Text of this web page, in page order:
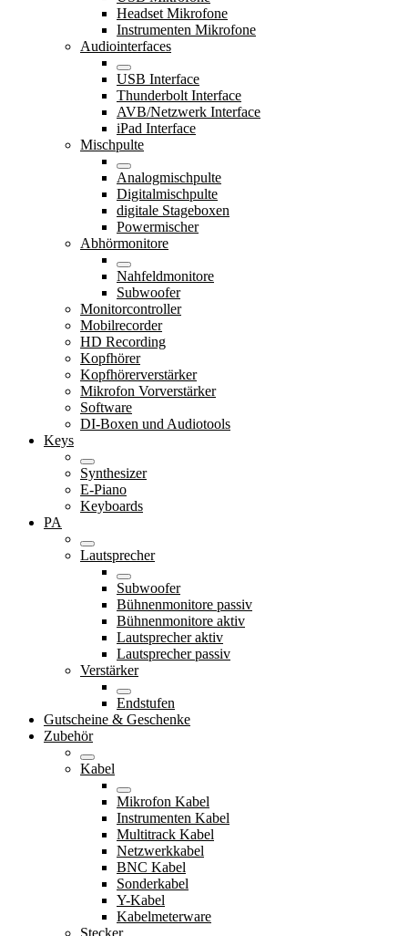
Headset Mikrofone
Instrumenten Mikrofone
Audiointerfaces
USB Interface
Thunderbolt Interface
AVB/Netzwerk Interface
iPad Interface
Mischpulte
Analogmischpulte
Digitalmischpulte
digitale Stageboxen
Powermischer
Abhörmonitore
Nahfeldmonitore
Subwoofer
Monitorcontroller
Mobilrecorder
HD Recording
Kopfhörer
Kopfhörerverstärker
Mikrofon Vorverstärker
Software
DI-Boxen und Audiotools
Keys
Synthesizer
E-Piano
Keyboards
PA
Lautsprecher
Subwoofer
Bühnenmonitore passiv
Bühnenmonitore aktiv
Lautsprecher aktiv
Lautsprecher passiv
Verstärker
Endstufen
Gutscheine & Geschenke
Zubehör
Kabel
Mikrofon Kabel
Instrumenten Kabel
Multitrack Kabel
Netzwerkkabel
BNC Kabel
Sonderkabel
Y-Kabel
Kabelmeterware